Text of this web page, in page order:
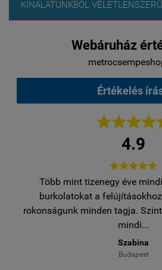
KÍNÁLATUNKBÓL
Webáruház
Értékelés

4.9
tizenegy éve mindig itt vásárolja a
a felújításokhoz a családunk és
tagja. Szinte hónapról-